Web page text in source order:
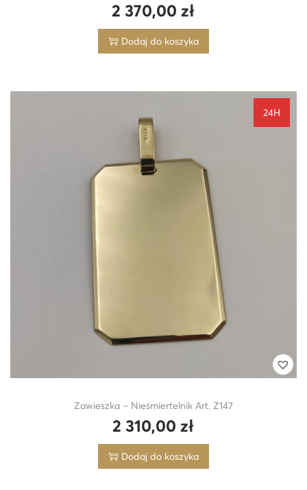
2 370,00zł
Dodaj do koszyka
Zawieszka – Nieśmiertelnik Art. Z147
2 310,00zł
24H
Dodaj do koszyka